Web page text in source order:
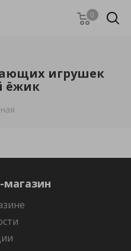
0
игрушек
ёжик
магазин